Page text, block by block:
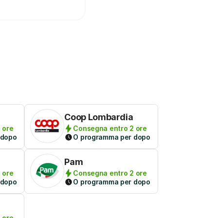
ore
Coop Lombardia
Consegna entro 2 ore
O programma per dopo
ore
Pam
Consegna entro 2 ore
O programma per dopo